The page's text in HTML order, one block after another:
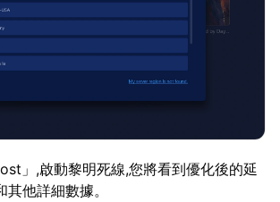
」,啟動黎明死線,您將看到優化後的延
他詳細數據。